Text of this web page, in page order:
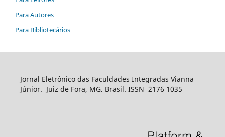
Para Autores
Para Bibliotecários
Jornal Eletrônico das Faculdades Integradas Vianna
Júnior. Juiz de Fora, MG. Brasil. ISSN 2176 1035